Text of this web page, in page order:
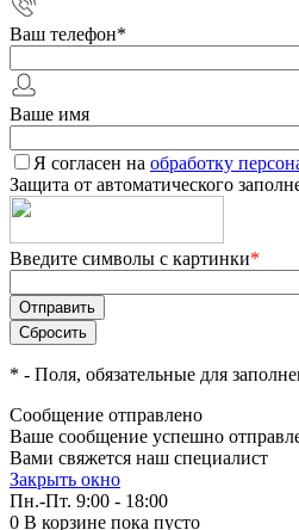
Ваш телефон*
Ваше имя
Я согласен на обработку
Защита от автоматического
Введите символы с картинки*
* - Поля, обязательные для
Сообщение отправлено
Ваше сообщение успешно
Вами свяжется наш специалист
Закрыть окно
Пн.-Пт. 9:00 - 18:00
0 В корзине пока пусто